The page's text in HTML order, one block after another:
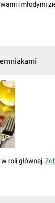
i młodymi
roli głównej.